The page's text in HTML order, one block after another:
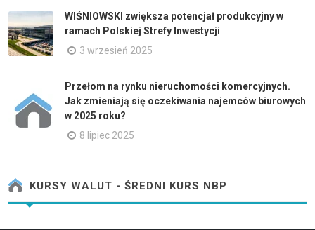
WIŚNIOWSKI zwiększa potencjał produkcyjny w
ramach Polskiej Strefy Inwestycji
3 wrzesień 2025
Przełom na rynku nieruchomości komercyjnych.
Jak zmieniają się oczekiwania najemców biurowych
w 2025 roku?
8 lipiec 2025
KURSY WALUT - ŚREDNI KURS NBP